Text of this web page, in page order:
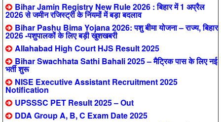
Bihar Jamin Registry New Rule 2026 : बिहार में 1 अप्रैल
2026 से जमीन रजिस्ट्री के नियमों में बड़ा बदलाव
Bihar Pashu Bima Yojana 2026: पशु बीमा योजना – राज्य, बिहार
2026 -पशुपालकों के लिए बड़ी खुशखबरी
Allahabad High Court HJS Result 2025
Bihar Swachhata Sathi Bahali 2025 – मैट्रिक पास के लिए नई
भर्ती शुरू
NISE Executive Assistant Recruitment 2025
Notification
UPSSSC PET Result 2025 – Out
DDA Group A, B, C Exam Date 2025